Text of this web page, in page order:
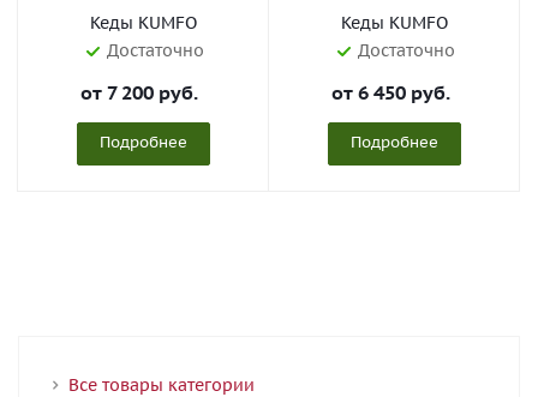
Кеды KUMFO
Достаточно
от 7 200 руб.
Подробнее
Кеды KUMFO
Достаточно
от 6 450 руб.
Подробнее
Все товары категории